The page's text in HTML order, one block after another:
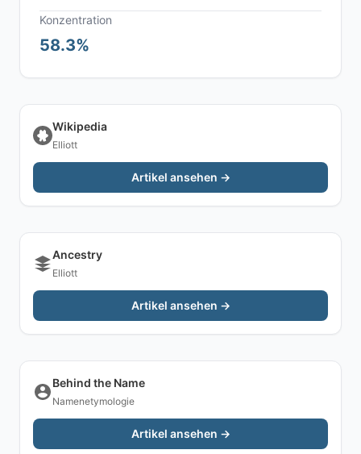
Konzentration
58.3%
Wikipedia
Elliott
Artikel ansehen →
Ancestry
Elliott
Artikel ansehen →
Behind the Name
Namenetymologie
Artikel ansehen →